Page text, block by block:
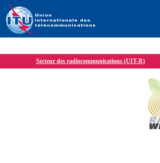
Secteur des radiocommunications (UIT-R)